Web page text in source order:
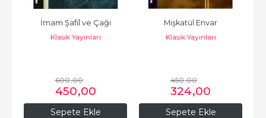
Sepete Ekle
İmam Şafiî ve Çağı
Klasik Yayınları
600,00
450,00
Sepete Ekle
Mişkatül Envar
Klasik Yayınları
450,00
324,00